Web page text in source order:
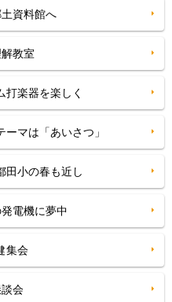
資料館へ
教室
打楽器を楽しく
マは「あいさつ」
田小の春も近し
電機に夢中
集会
会